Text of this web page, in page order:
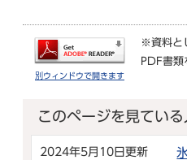
別ウィンドウで開きます
※資料と
PDF書類
このページを見てい
2024年5月10日更新